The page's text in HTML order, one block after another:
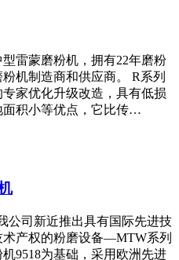
雷蒙磨粉机，拥有22年磨粉
机制造商和供应商。 R系列
家优化升级改造，具有低损
面积小等优点，它比传…
公司新近推出具有国际先进技
产权的粉磨设备—MTW系列
9518为基础，采用欧洲先进